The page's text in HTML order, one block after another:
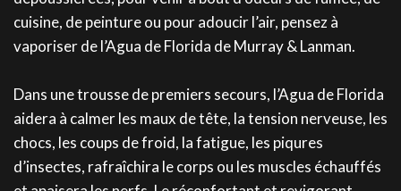
cuisine, de peinture ou pour adoucir l’air, pensez à
vaporiser de l’Agua de Florida de Murray & Lanman.
Dans une trousse de premiers secours, l’Agua de Florida
aidera à calmer les maux de tête, la tension nerveuse, les
chocs, les coups de froid, la fatigue, les piqures
d’insectes, rafraîchira le corps ou les muscles échauffés